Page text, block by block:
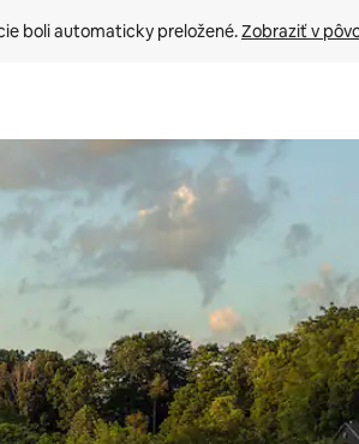
boli automaticky preložené. Zobraziť v